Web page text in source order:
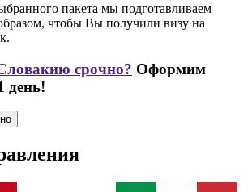
пакета мы подготавливаем
чтобы Вы получили визу на
срочно? Оформим
день!